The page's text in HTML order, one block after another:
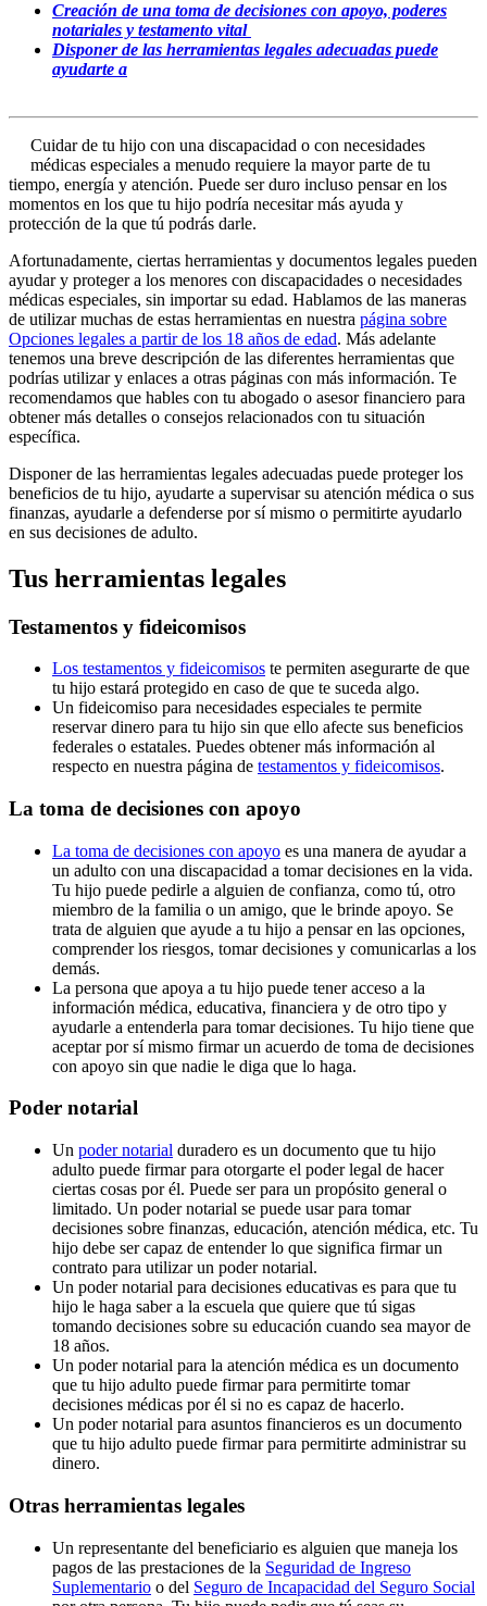
Creación de una toma de decisiones con apoyo, poderes
notariales y testamento vital
Disponer de las herramientas legales adecuadas puede
ayudarte a
Cuidar de tu hijo con una discapacidad o con necesidades
médicas especiales a menudo requiere la mayor parte de tu
tiempo, energía y atención. Puede ser duro incluso pensar en los
momentos en los que tu hijo podría necesitar más ayuda y
protección de la que tú podrás darle.
Afortunadamente, ciertas herramientas y documentos legales pueden
ayudar y proteger a los menores con discapacidades o necesidades
médicas especiales, sin importar su edad. Hablamos de las maneras
de utilizar muchas de estas herramientas en nuestra página sobre
Opciones legales a partir de los 18 años de edad. Más adelante
tenemos una breve descripción de las diferentes herramientas que
podrías utilizar y enlaces a otras páginas con más información. Te
recomendamos que hables con tu abogado o asesor financiero para
obtener más detalles o consejos relacionados con tu situación
específica.
Disponer de las herramientas legales adecuadas puede proteger los
beneficios de tu hijo, ayudarte a supervisar su atención médica o sus
finanzas, ayudarle a defenderse por sí mismo o permitirte ayudarlo
en sus decisiones de adulto.
Tus herramientas legales
Testamentos y fideicomisos
Los testamentos y fideicomisos te permiten asegurarte de que
tu hijo estará protegido en caso de que te suceda algo.
Un fideicomiso para necesidades especiales te permite
reservar dinero para tu hijo sin que ello afecte sus beneficios
federales o estatales. Puedes obtener más información al
respecto en nuestra página de testamentos y fideicomisos.
La toma de decisiones con apoyo
La toma de decisiones con apoyo es una manera de ayudar a
un adulto con una discapacidad a tomar decisiones en la vida.
Tu hijo puede pedirle a alguien de confianza, como tú, otro
miembro de la familia o un amigo, que le brinde apoyo. Se
trata de alguien que ayude a tu hijo a pensar en las opciones,
comprender los riesgos, tomar decisiones y comunicarlas a los
demás.
La persona que apoya a tu hijo puede tener acceso a la
información médica, educativa, financiera y de otro tipo y
ayudarle a entenderla para tomar decisiones. Tu hijo tiene que
aceptar por sí mismo firmar un acuerdo de toma de decisiones
con apoyo sin que nadie le diga que lo haga.
Poder notarial
Un poder notarial duradero es un documento que tu hijo
adulto puede firmar para otorgarte el poder legal de hacer
ciertas cosas por él. Puede ser para un propósito general o
limitado. Un poder notarial se puede usar para tomar
decisiones sobre finanzas, educación, atención médica, etc. Tu
hijo debe ser capaz de entender lo que significa firmar un
contrato para utilizar un poder notarial.
Un poder notarial para decisiones educativas es para que tu
hijo le haga saber a la escuela que quiere que tú sigas
tomando decisiones sobre su educación cuando sea mayor de
18 años.
Un poder notarial para la atención médica es un documento
que tu hijo adulto puede firmar para permitirte tomar
decisiones médicas por él si no es capaz de hacerlo.
Un poder notarial para asuntos financieros es un documento
que tu hijo adulto puede firmar para permitirte administrar su
dinero.
Otras herramientas legales
Un representante del beneficiario es alguien que maneja los
pagos de las prestaciones de la Seguridad de Ingreso
Suplementario o del Seguro de Incapacidad del Seguro Social